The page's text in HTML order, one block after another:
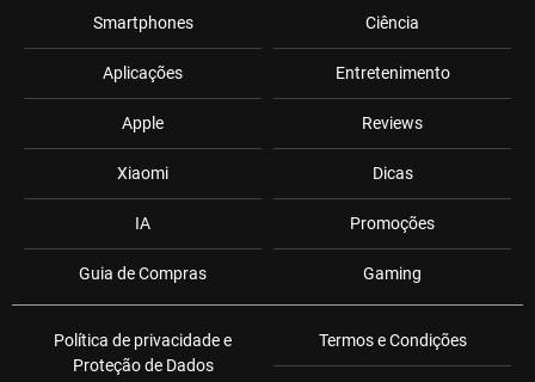
Smartphones
Aplicações
Apple
Xiaomi
IA
Guia de Compras
Ciência
Entretenimento
Reviews
Dicas
Promoções
Gaming
Política de privacidade e
Proteção de Dados
Termos e Condições